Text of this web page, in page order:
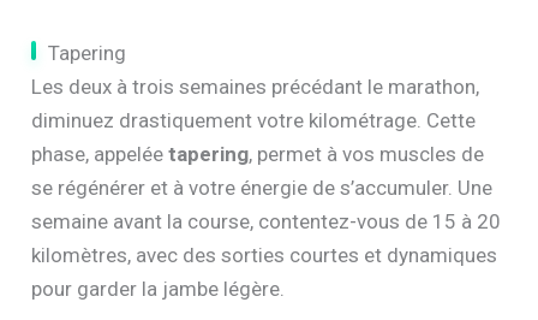
Tapering
Les deux à trois semaines précédant le marathon,
diminuez drastiquement votre kilométrage. Cette
phase, appeléetapering, permet à vos muscles de
se régénérer et à votre énergie de s’accumuler. Une
semaine avant la course, contentez-vous de 15 à 20
kilomètres, avec des sorties courtes et dynamiques
pour garder la jambe légère.